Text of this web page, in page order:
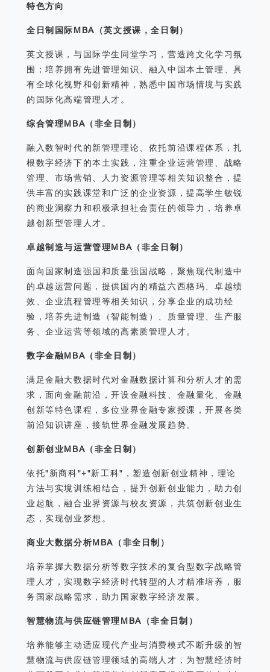
特色方向
全日制国际MBA（英文授课，全日制）
英文授课，与国际学生同堂学习，营造跨文化学习氛
围；培养拥有先进管理知识、融入中国本土管理、具
有全球化视野和创新精神，熟悉中国市场情境与实践
的国际化高端管理人才。
综合管理MBA（非全日制）
融入数智时代的新管理理论、依托前沿课程体系，扎
根数字经济下的本土实践，注重企业运营管理、战略
管理、市场营销、人力资源管理等相关知识整合，提
供丰富的实践课堂和广泛的企业资源，提高学生敏锐
的商业洞察力和积极承担社会责任的领导力，培养卓
越创新型管理人才。
卓越制造与运营管理MBA（非全日制）
面向国家制造强国和质量强国战略，聚焦现代制造中
的卓越运营问题，提供国内的精益六西格玛、卓越绩
效、企业流程管理等相关知识，分享企业的成功经
验，培养先进制造（智能制造）、质量管理、生产服
务、企业运营等领域的高素质管理人才。
数字金融MBA（非全日制）
满足金融大数据时代对金融数据计算和分析人才的需
求，面向金融前沿，开设金融科技、金融量化、金融
创新等特色课程，多位业界金融专家授课，开展各类
前沿知识讲座，接轨世界金融发展趋势。
创新创业MBA（非全日制）
依托"新商科"+"新工科"，塑造创新创业精神，理论
方法与实境训练相结合，提升创新创业能力，助力创
业起航，融合业界资源与校友资源，共筑创新创业生
态，实现创业梦想。
商业大数据分析MBA（非全日制）
培养掌握大数据分析等数字技术的复合型数字战略管
理人才，实现数字经济时代转型的人才精准培养，服
务国家战略需求，助力国家数字经济发展。
智慧物流与供应链管理MBA（非全日制）
培养能够主动适应现代产业与消费模式不断升级的智
慧物流与供应链管理领域的高端人才，为智慧经济时